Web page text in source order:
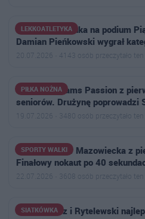
LEKKOATLETYKA
MKS Ostrowianka na podium
Damian Pieńkowski wygrał
20.07.2026 · 4143 osób przeczytało ten
PIŁKA NOŻNA
Football Dreams Passion z
seniorów. Drużynę poprowadzi
19.07.2026 · 3480 osób przeczytało ten
SPORTY WALKI
Goryle Ostrów Mazowiecka z
Finałowy nokaut po 40
22.07.2026 · 3608 osób przeczytało ten
SIATKÓWKA
Żołnierowicz i Rytelewski